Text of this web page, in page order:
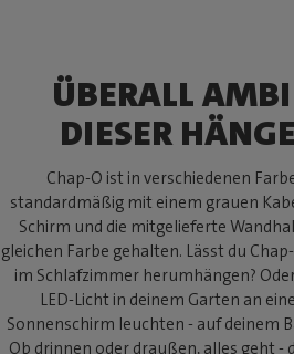
ÜBERALL
DIESER
Chap-O ist in verschiedenen
standardmäßig mit einem grauen
Schirm und die mitgelieferte
gleichen Farbe gehalten. Lässt du
im Schlafzimmer herumhängen?
LED-Licht in deinem Garten an
Sonnenschirm leuchten - auf deinem
Ob drinnen oder draußen, alles geht -